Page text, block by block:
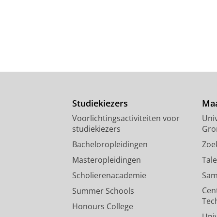
Studiekiezers
Voorlichtingsactiviteiten voor
studiekiezers
Bacheloropleidingen
Masteropleidingen
Scholierenacademie
Summer Schools
Honours College